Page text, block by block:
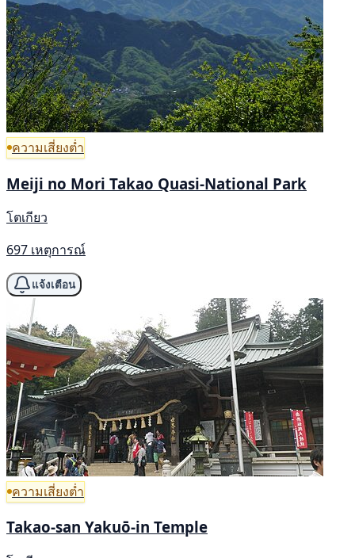
ความเสี่ยงต่ำ
Meiji no Mori Takao Quasi-National Park
โตเกียว
697 เหตุการณ์
แจ้งเตือน
ความเสี่ยงต่ำ
Takao-san Yakuō-in Temple